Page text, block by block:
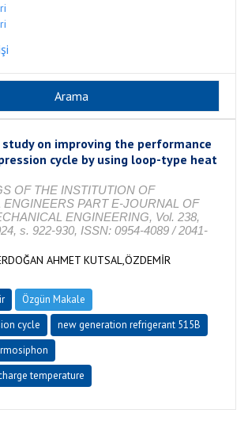
on improving the performance
cycle by using loop-type heat
OF THE INSTITUTION OF
PART E-JOURNAL OF
ENGINEERING, Vol. 238,
s. 922-930, ISSN: 0954-4089 / 2041-
AHMET KUTSAL,ÖZDEMİR
Özgün Makale
cycle
new generation refrigerant 515B
temperature